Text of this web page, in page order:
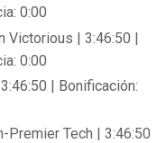
0:00
Victorious | 3:46:50 |
0:00
| Bonificación:
Premier Tech | 3:46:50